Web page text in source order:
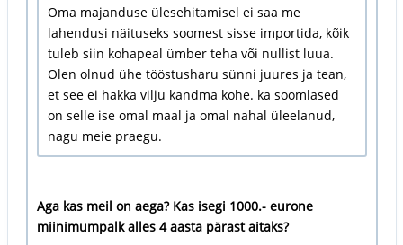
Oma majanduse ülesehitamisel ei saa me
lahendusi näituseks soomest sisse importida, kõik
tuleb siin kohapeal ümber teha või nullist luua.
Olen olnud ühe tööstusharu sünni juures ja tean,
et see ei hakka vilju kandma kohe. ka soomlased
on selle ise omal maal ja omal nahal üleelanud,
nagu meie praegu.
Aga kas meil on aega? Kas isegi 1000.- eurone
miinimumpalk alles 4 aasta pärast aitaks?